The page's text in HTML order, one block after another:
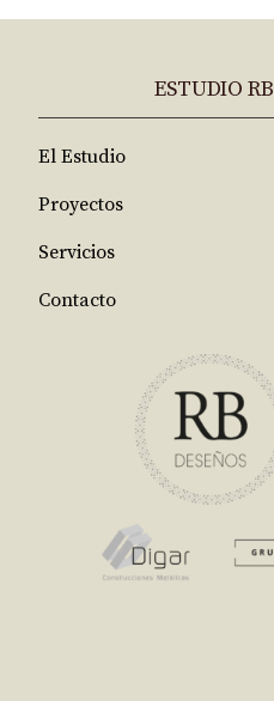
ESTUDIO RB
El Estudio
Proyectos
Servicios
Contacto